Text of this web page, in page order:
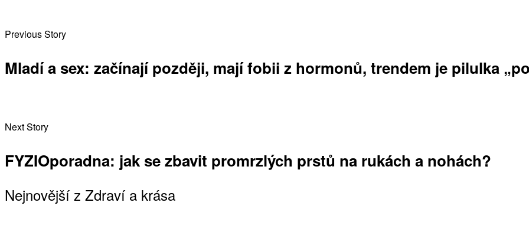
Previous Story
Mladí a sex: začínají později, mají fobii z hormonů, trendem je pilulka
Next Story
FYZIOporadna: jak se zbavit promrzlých prstů na rukách a nohách?
Nejnovější z Zdraví a krása